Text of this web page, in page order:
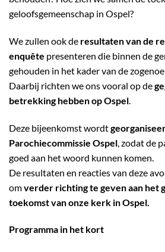
geloofsgemeenschap in Ospel?
We zullen ook de resultaten van de
enquête presenteren die binnen de
gehouden in het kader van de
Daarbij richten we ons vooral op de
betrekking hebben op Ospel
Deze bijeenkomst wordt
Parochiecommissie Ospel , zodat de
goed aan het woord kunnen komen.
De resultaten en reacties van deze
omverder richting te geven aan het
toekomst van onze kerk in Ospel.
Programma in het kort